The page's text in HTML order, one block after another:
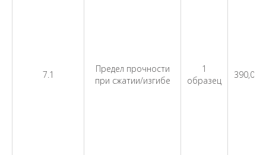
7.1
Предел прочности
при сжатии/изгибе
1
образец
390,00